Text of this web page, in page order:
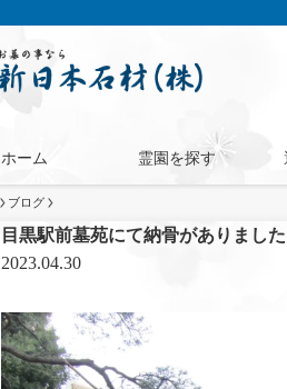
ホーム 霊園を探す
ブログ
目黒駅前墓苑にて納骨がありました
2023.04.30